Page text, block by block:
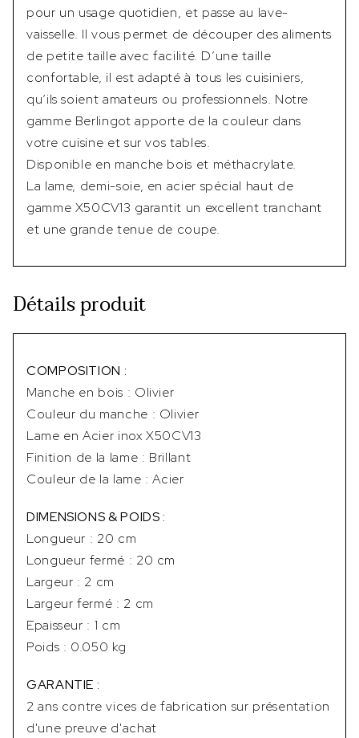
pour un usage quotidien, et passe au lave-
vaisselle. Il vous permet de découper des aliments
de petite taille avec facilité. D’une taille
confortable, il est adapté à tous les cuisiniers,
qu’ils soient amateurs ou professionnels. Notre
gamme Berlingot apporte de la couleur dans
votre cuisine et sur vos tables.
Disponible en manche bois et méthacrylate.
La lame, demi-soie, en acier spécial haut de
gamme X50CV13 garantit un excellent tranchant
et une grande tenue de coupe.
Détails produit
COMPOSITION :
Manche en bois : Olivier
Couleur du manche : Olivier
Lame en Acier inox X50CV13
Finition de la lame : Brillant
Couleur de la lame : Acier
DIMENSIONS & POIDS :
Longueur : 20 cm
Longueur fermé : 20 cm
Largeur : 2 cm
Largeur fermé : 2 cm
Epaisseur : 1 cm
Poids : 0.050 kg
GARANTIE :
2 ans contre vices de fabrication sur présentation
d'une preuve d'achat